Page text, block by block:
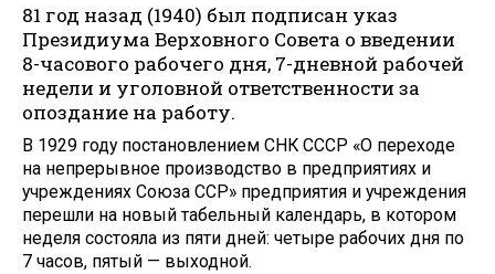
81 год назад (1940) был подписан указ
Президиума Верховного Совета о введении
8-часового рабочего дня, 7-дневной рабочей
недели и уголовной ответственности за
опоздание на работу.
В 1929 году постановлением СНК СССР «О переходе
на непрерывное производство в предприятиях и
учреждениях Союза ССР» предприятия и учреждения
перешли на новый табельный календарь, в котором
неделя состояла из пяти дней: четыре рабочих дня по
7 часов, пятый — выходной.